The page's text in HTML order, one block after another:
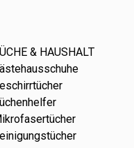
& HAUSHALT